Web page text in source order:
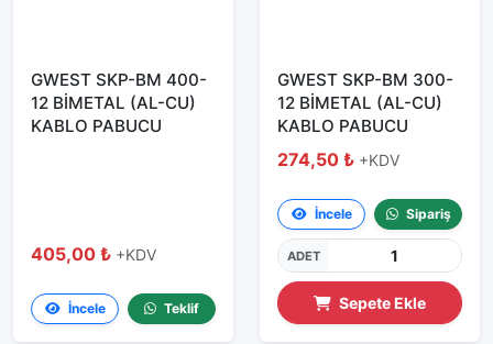
GWEST SKP-BM 400-
12 BİMETAL (AL-CU)
KABLO PABUCU
405,00 ₺ +KDV
İncele Teklif
GWEST SKP-BM 300-
12 BİMETAL (AL-CU)
KABLO PABUCU
274,50 ₺ +KDV
İncele Sipariş
ADET
Sepete Ekle